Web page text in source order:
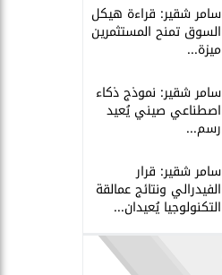
سامر شقير: قراءة هيكل
السوق تمنح المستثمرين
ميزة...
سامر شقير: نموذج ذكاء
اصطناعي صيني يُعيد
رسم...
سامر شقير: قرار
الفيدرالي ونتائج عمالقة
التكنولوجيا يُعيدان...